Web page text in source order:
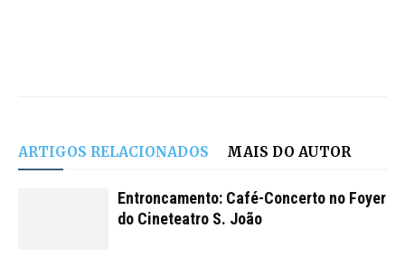
ARTIGOS RELACIONADOS MAIS DO AUTOR
Entroncamento: Café-Concerto no Foyer
do Cineteatro S. João